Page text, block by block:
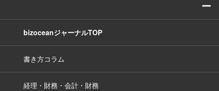
ー
bizoceanジャーナルTOP
書き方コラム
経理・財務・会計・財務